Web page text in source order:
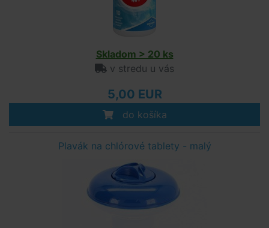
Skladom > 20 ks
v stredu u vás
5,00 EUR
do košíka
Plavák na chlórové tablety - malý